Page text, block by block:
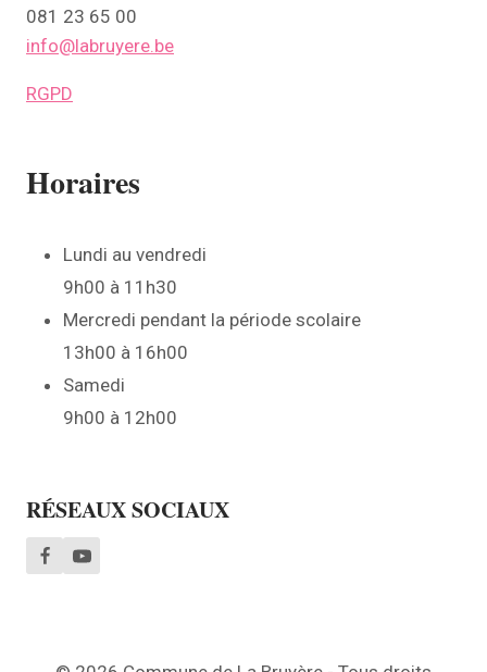
081 23 65 00
info@labruyere.be
RGPD
Horaires
Lundi au vendredi
9h00 à 11h30
Mercredi pendant la période scolaire
13h00 à 16h00
Samedi
9h00 à 12h00
RÉSEAUX SOCIAUX